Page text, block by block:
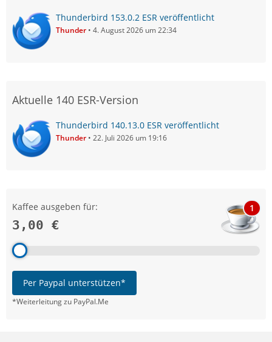
Thunderbird 153.0.2 ESR veröffentlicht
Thunder 4. August 2026 um 22:34
Aktuelle 140 ESR-Version
Thunderbird 140.13.0 ESR veröffentlicht
Thunder 22. Juli 2026 um 19:16
Kaffee ausgeben für:
3,00 €
1
Per Paypal unterstützen*
*Weiterleitung zu PayPal.Me